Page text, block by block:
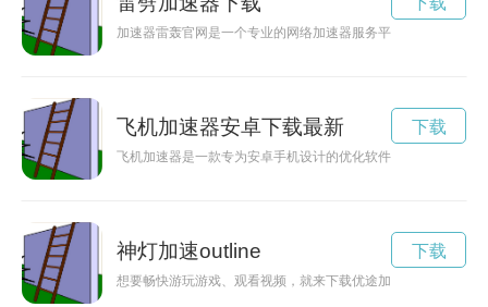
加速器雷轰官网是一个专业的网络加速器服务平台，通过优质
飞机加速器安卓下载最新
飞机加速器是一款专为安卓手机设计的优化软件，可以帮助用
下载
神灯加速outline
想要畅快游玩游戏、观看视频，就来下载优途加速器官方版，让
下载